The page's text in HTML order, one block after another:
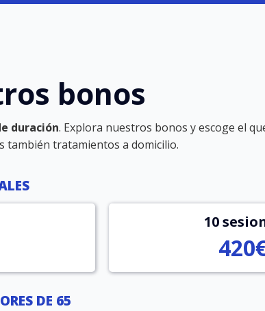
bonos
duración. Explora nuestros bonos y escoge el
también tratamientos a domicilio.
10
DE 65